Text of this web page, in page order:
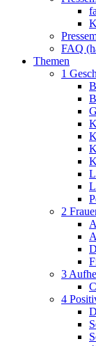
FAQ
Themen
1
2
3
4